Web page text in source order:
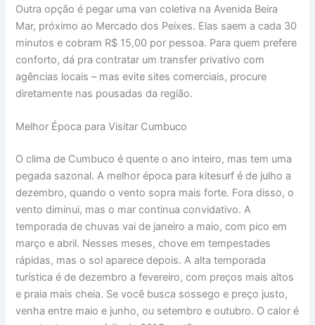
Outra opção é pegar uma van coletiva na Avenida Beira
Mar, próximo ao Mercado dos Peixes. Elas saem a cada 30
minutos e cobram R$ 15,00 por pessoa. Para quem prefere
conforto, dá pra contratar um transfer privativo com
agências locais – mas evite sites comerciais, procure
diretamente nas pousadas da região.
Melhor Época para Visitar Cumbuco
O clima de Cumbuco é quente o ano inteiro, mas tem uma
pegada sazonal. A melhor época para kitesurf é de julho a
dezembro, quando o vento sopra mais forte. Fora disso, o
vento diminui, mas o mar continua convidativo. A
temporada de chuvas vai de janeiro a maio, com pico em
março e abril. Nesses meses, chove em tempestades
rápidas, mas o sol aparece depois. A alta temporada
turística é de dezembro a fevereiro, com preços mais altos
e praia mais cheia. Se você busca sossego e preço justo,
venha entre maio e junho, ou setembro e outubro. O calor é